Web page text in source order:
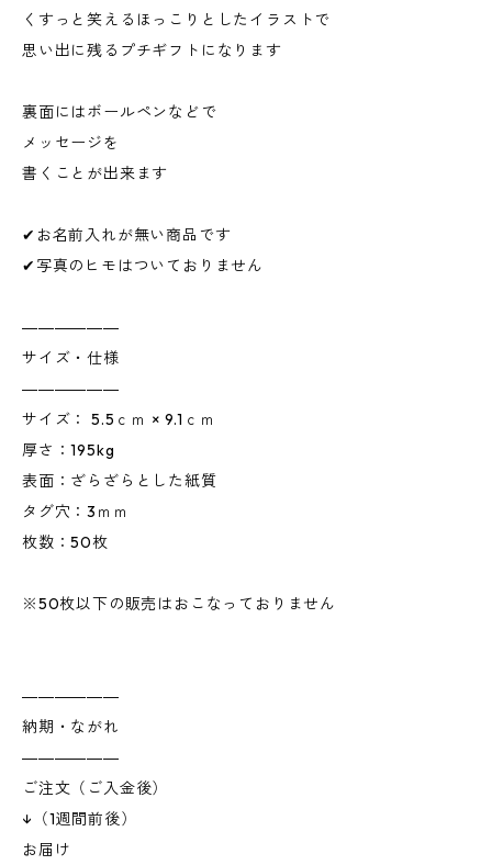
くすっと笑えるほっこりとしたイラストで
思い出に残るプチギフトになります
裏面にはボールペンなどで
メッセージを
書くことが出来ます
✔お名前入れが無い商品です
✔写真のヒモはついておりません
――――――
サイズ・仕様
――――――
サイズ： 5.5ｃｍ × 9.1ｃｍ
厚さ：195kg
表面：ざらざらとした紙質
タグ穴：3ｍｍ
枚数：50枚
※50枚以下の販売はおこなっておりません
――――――
納期・ながれ
――――――
ご注文（ご入金後）
↓（1週間前後）
お届け